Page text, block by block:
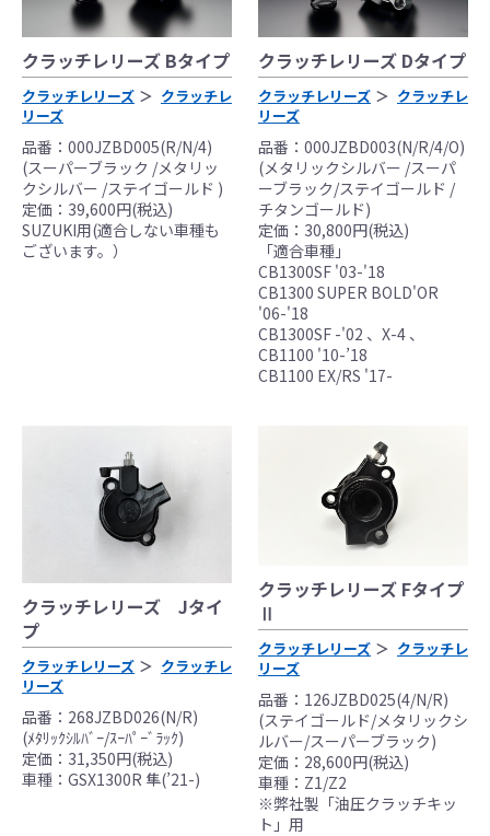
クラッチレリーズ Bタイプ
クラッチレリーズ
クラッチレ
リーズ
品番：000JZBD005(R/N/4)
(スーパーブラック /メタリッ
クシルバー /ステイゴールド )
定価：39,600円(税込)
SUZUKI用(適合しない車種も
ございます。）
クラッチレリーズ Dタイプ
クラッチレリーズ
クラッチレ
リーズ
品番：000JZBD003(N/R/4/O)
(メタリックシルバー /スーパ
ーブラック/ステイゴールド /
チタンゴールド)
定価：30,800円(税込)
「適合車種」
CB1300SF '03-'18
CB1300 SUPER BOLD'OR
'06-'18
CB1300SF -'02 、X-4 、
CB1100 '10-’18
CB1100 EX/RS '17-
クラッチレリーズ Jタイ
プ
クラッチレリーズ
クラッチレ
リーズ
品番：268JZBD026(N/R)
(ﾒﾀﾘｯｸｼﾙﾊﾞｰ/ｽｰﾊﾟｰﾞﾗｯｸ)
定価：31,350円(税込)
車種：GSX1300R 隼(’21-)
クラッチレリーズ Fタイプ
Ⅱ
クラッチレリーズ
クラッチレ
リーズ
品番：126JZBD025(4/N/R)
(ステイゴールド/メタリックシ
ルバー/スーパーブラック)
定価：28,600円(税込)
車種：Z1/Z2
※弊社製「油圧クラッチキッ
ト」用
●当HP内では、マフラーの取付けイメージをわ
かりやすくするために一般車両に装着した写
真を使用しております。
●レーシングパーツはサーキットにおけるスポ
ーツ走行ならびにレース使用を目的としてお
り公道（※）での使用は出来ません。
●国内で開催される全ての競技に対応するわけ
レースでの使用に際しては、主催者が発行す
●取り付けについては専門の資格と知識・経験
を有した整備士が、指定のサービスマニュア
ル、指定の基準に基づいた取り付けを行って
ください。
の事故、故障に対し保険、保証等は一切無
く、商品の返品、クレーム等も受付できませ
んので、あらかじめご了承ください。
●商品の仕様・価格につきましては事前の予告
無く変更となる場合がありますので了承願い
ます。
●商品は、予告無く販売終了する場合がありま
すのでご了承願います。